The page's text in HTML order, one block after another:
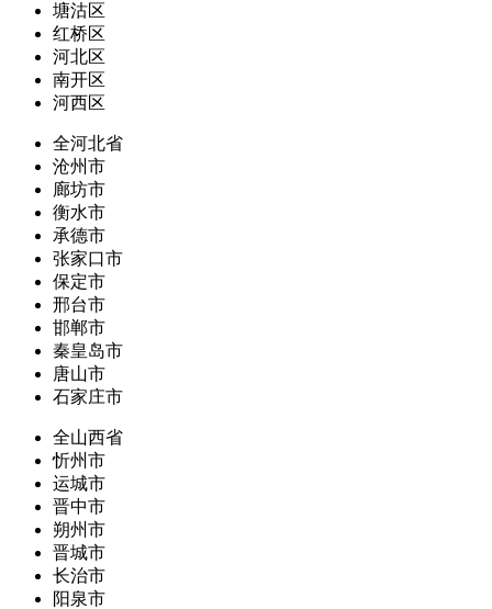
塘沽区
红桥区
河北区
南开区
河西区
全河北省
沧州市
廊坊市
衡水市
承德市
张家口市
保定市
邢台市
邯郸市
秦皇岛市
唐山市
石家庄市
全山西省
忻州市
运城市
晋中市
朔州市
晋城市
长治市
阳泉市